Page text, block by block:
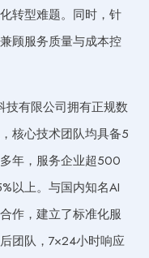
转型难题。同时，针
顾服务质量与成本控
技有限公司拥有正规数
核心技术团队均具备5
年，服务企业超500
以上。与国内知名AI
作，建立了标准化服
团队，7×24小时响应